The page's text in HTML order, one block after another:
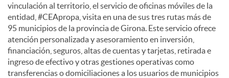
vinculación al territorio, el servicio de oficinas móviles de la
entidad, #CEApropa, visita en una de sus tres rutas más de
95 municipios de la provincia de Girona. Este servicio ofrece
atención personalizada y asesoramiento en inversión,
financiación, seguros, altas de cuentas y tarjetas, retirada e
ingreso de efectivo y otras gestiones operativas como
transferencias o domiciliaciones a los usuarios de municipios